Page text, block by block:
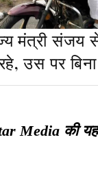
मंत्री
उस पर
पेंडिंग
Media की